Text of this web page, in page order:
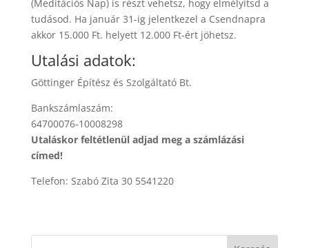
(Meditációs Nap) is részt vehetsz, hogy elmélyítsd a
tudásod. Ha január 31-ig jelentkezel a Csendnapra
akkor 15.000 Ft. helyett 12.000 Ft-ért jöhetsz.
Utalási adatok:
Göttinger Építész és Szolgáltató Bt.
Bankszámlaszám:
64700076-10008298
Utaláskor feltétlenül adjad meg a számlázási
címed!
Telefon: Szabó Zita 30 5541220